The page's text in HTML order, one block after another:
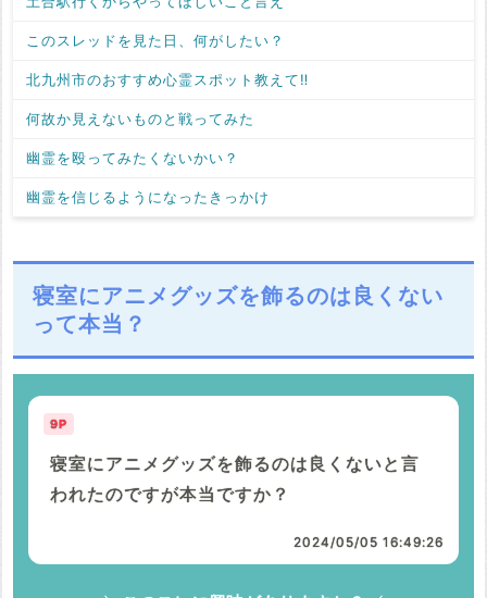
このスレッドを見た日、何がしたい？
北九州市のおすすめ心霊スポット教えて‼️
何故か見えないものと戦ってみた
幽霊を殴ってみたくないかい？
幽霊を信じるようになったきっかけ
寝室にアニメグッズを飾るのは良くない
って本当？
9P
寝室にアニメグッズを飾るのは良くないと言
われたのですが本当ですか？
2024/05/05 16:49:26